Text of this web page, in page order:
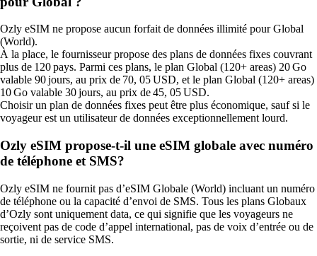
Ozly eSIM ne propose aucun forfait de données illimité pour Global
(World).
À la place, le fournisseur propose des plans de données fixes couvrant
plus de 120 pays. Parmi ces plans, le plan Global (120+ areas) 20 Go
valable 90 jours, au prix de 70, 05 USD, et le plan Global (120+ areas)
10 Go valable 30 jours, au prix de 45, 05 USD.
Choisir un plan de données fixes peut être plus économique, sauf si le
voyageur est un utilisateur de données exceptionnellement lourd.
Ozly eSIM propose-t-il une eSIM globale avec numéro
de téléphone et SMS?
Ozly eSIM ne fournit pas d’eSIM Globale (World) incluant un numéro
de téléphone ou la capacité d’envoi de SMS. Tous les plans Globaux
d’Ozly sont uniquement data, ce qui signifie que les voyageurs ne
reçoivent pas de code d’appel international, pas de voix d’entrée ou de
sortie, ni de service SMS.